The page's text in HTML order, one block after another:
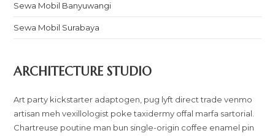
Sewa Mobil Banyuwangi
Sewa Mobil Surabaya
ARCHITECTURE STUDIO
Art party kickstarter adaptogen, pug lyft direct trade venmo
artisan meh vexillologist poke taxidermy offal marfa sartorial.
Chartreuse poutine man bun single-origin coffee enamel pin